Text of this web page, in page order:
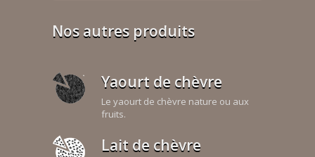
Nos autres produits
Yaourt de chèvre
Le yaourt de chèvre nature ou aux
fruits.
Lait de chèvre